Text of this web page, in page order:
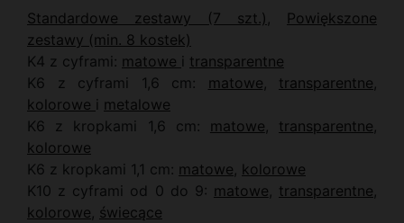
Standardowe zestawy (7 szt.) , Powiększone
zestawy (min. 8 kostek)
K4 z cyframi: matowe i transparentne
K6 z cyframi 1,6 cm: matowe, transparentne,
kolorowe i metalowe
K6 z kropkami 1,6 cm: matowe, transparentne,
kolorowe
K6 z kropkami 1,1 cm: matowe, kolorowe
K10 z cyframi od 0 do 9: matowe, transparentne,
kolorowe, świecące